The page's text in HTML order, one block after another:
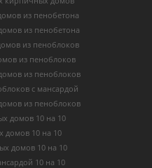
из пенобетона
из пенобетона
из пеноблоков
из пеноблоков
из пеноблоков
с мансардой
из пеноблоков
домов 10 на 10
домов 10 на 10
домов 10 на 10
10 на 10